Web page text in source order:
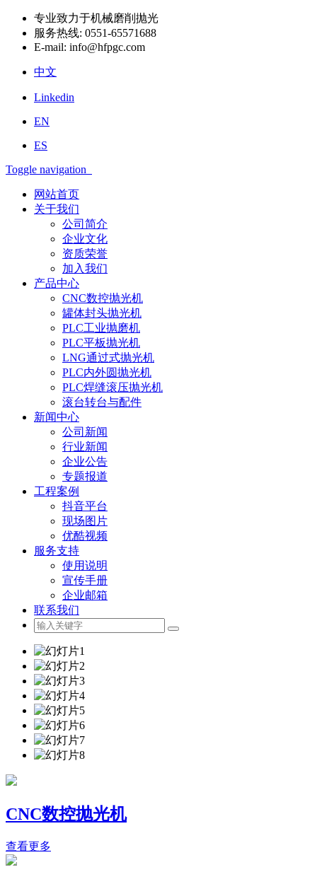
专业致力于机械磨削抛光
服务热线: 0551-65571688
E-mail: info@hfpgc.com
中文
Linkedin
EN
ES
Toggle navigation
网站首页
关于我们
公司简介
企业文化
资质荣誉
加入我们
产品中心
CNC数控抛光机
罐体封头抛光机
PLC工业抛磨机
PLC平板抛光机
LNG通过式抛光机
PLC内外圆抛光机
PLC焊缝滚压抛光机
滚台转台与配件
新闻中心
公司新闻
行业新闻
企业公告
专题报道
工程案例
抖音平台
现场图片
优酷视频
服务支持
使用说明
宣传手册
企业邮箱
联系我们
CNC数控抛光机
查看更多